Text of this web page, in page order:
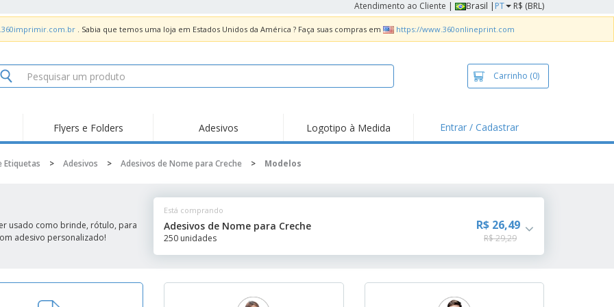
Atendimento ao Cliente | Brasil | PT R$ (BRL)
. Sabia que temos uma loja em Estados Unidos da América ? Faça suas compras em https://www.360onlineprint.com
Carrinho (0)
Tendências
Adesivos Vinil
Expositores
Malas e Mochilas
Sacos
Novidades
Protetor Facial
Promoções
Ímã de Geladeira
Placa de Propaganda
Flyers e Folders Adesivos Logotipo à Medida Entrar / Cadastrar
Etiquetas > Adesivos > Adesivos de Nome para Creche > Modelos
usado como brinde, rótulo, para
adesivo personalizado!
Está comprando
Adesivos de Nome para Creche
250 unidades
R$ 26,49
R$ 29,29